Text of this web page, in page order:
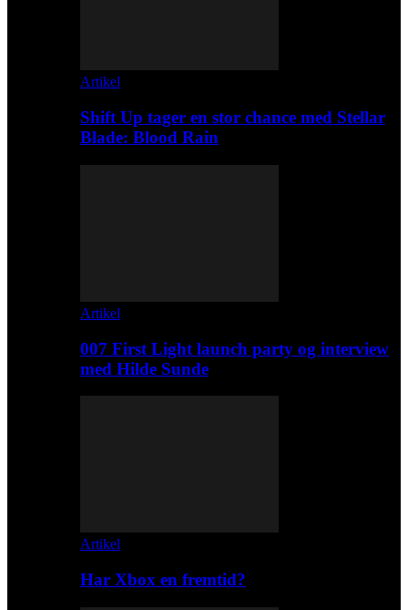
Artikel
Shift Up tager en stor chance med Stellar
Blade: Blood Rain
Artikel
007 First Light launch party og interview
med Hilde Sunde
Artikel
Har Xbox en fremtid?